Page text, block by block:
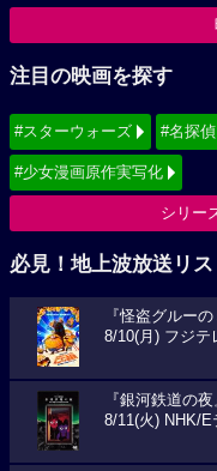
注目の映画を探す
#スターウォーズ #名探
#少女漫画原作実写化
シリー
必見！地上波放送リス
『怪盗グルー
8/10(月) フジテ
『銀河鉄道の夜
8/11(火) NHK/E